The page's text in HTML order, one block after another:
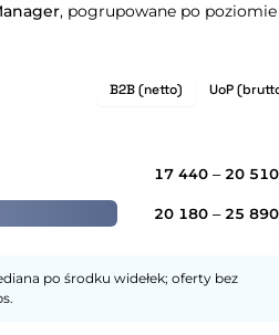
, pogrupowane po
B2B (netto) UoP
17 440 – 20 510
20 180 – 25 890
po środku widełek; oferty bez